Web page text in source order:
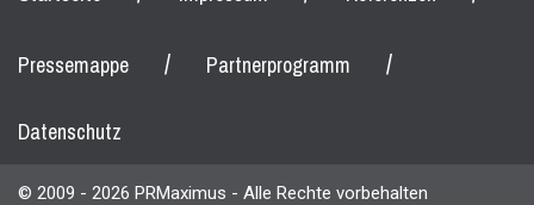
Pressemappe / Partnerprogramm /
Datenschutz
© 2009 - 2026 PRMaximus - Alle Rechte vorbehalten